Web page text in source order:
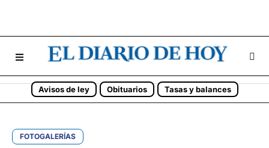
Avisos de ley Obituarios Tasas y balances
FOTOGALERÍAS